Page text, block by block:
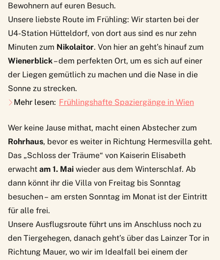
Bewohnern auf euren Besuch.
Unsere liebste Route im Frühling: Wir starten bei der
U4-Station Hütteldorf, von dort aus sind es nur zehn
Minuten zum Nikolaitor. Von hier an geht’s hinauf zum
Wienerblick– dem perfekten Ort, um es sich auf einer
der Liegen gemütlich zu machen und die Nase in die
Sonne zu strecken.
Mehr lesen: Frühlingshafte Spaziergänge in Wien
Wer keine Jause mithat, macht einen Abstecher zum
Rohrhaus, bevor es weiter in Richtung Hermesvilla geht.
Das „Schloss der Träume“ von Kaiserin Elisabeth
erwacht am 1. Mai wieder aus dem Winterschlaf. Ab
dann könnt ihr die Villa von Freitag bis Sonntag
besuchen – am ersten Sonntag im Monat ist der Eintritt
für alle frei.
Unsere Ausflugsroute führt uns im Anschluss noch zu
den Tiergehegen, danach geht’s über das Lainzer Tor in
Richtung Mauer, wo wir im Idealfall bei einem der